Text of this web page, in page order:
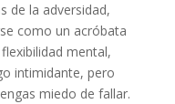
de la adversidad,
como un acróbata
mental,
intimidante, pero
miedo de fallar.